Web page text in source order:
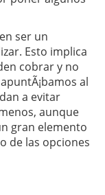
ser un
Esto implica
cobrar y no
al
a evitar
aunque
gran elemento
de las opciones